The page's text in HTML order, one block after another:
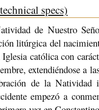
specs)
de Nuestro
litúrgica del
católica con
extendiéndose a
de la Natividad
empezó a